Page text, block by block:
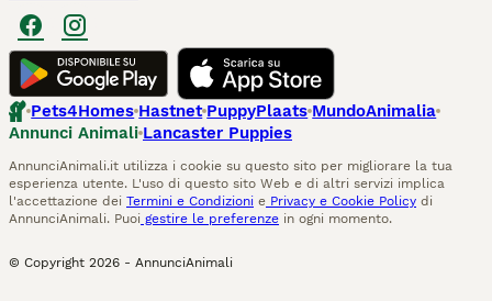
Pets4Homes Hastnet PuppyPlaats MundoAnimalia
Annunci Animali Lancaster Puppies
AnnunciAnimali.it utilizza i cookie su questo sito per migliorare la tua
esperienza utente. L'uso di questo sito Web e di altri servizi implica
l'accettazione dei Termini e Condizioni e Privacy e Cookie Policy di
AnnunciAnimali. Puoi gestire le preferenze in ogni momento.
© Copyright 2026 - AnnunciAnimali